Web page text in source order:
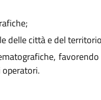
delle città e del